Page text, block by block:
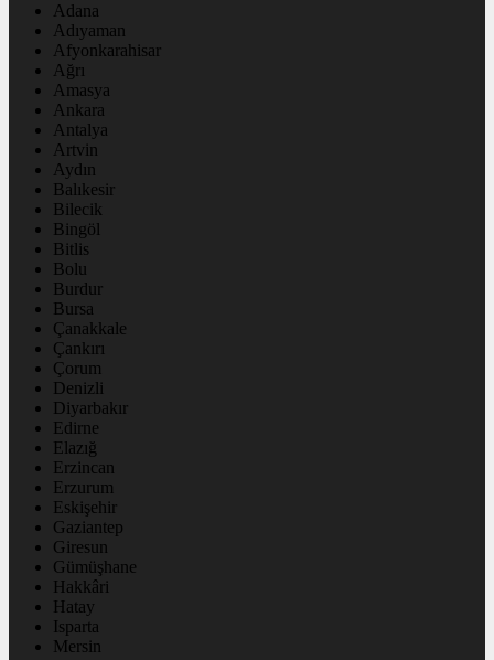
Adana
Adıyaman
Afyonkarahisar
Ağrı
Amasya
Ankara
Antalya
Artvin
Aydın
Balıkesir
Bilecik
Bingöl
Bitlis
Bolu
Burdur
Bursa
Çanakkale
Çankırı
Çorum
Denizli
Diyarbakır
Edirne
Elazığ
Erzincan
Erzurum
Eskişehir
Gaziantep
Giresun
Gümüşhane
Hakkâri
Hatay
Isparta
Mersin